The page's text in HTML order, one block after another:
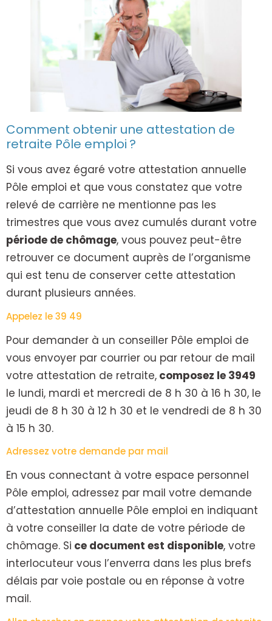
Comment obtenir une attestation de
retraite Pôle emploi ?
Si vous avez égaré votre attestation annuelle
Pôle emploi et que vous constatez que votre
relevé de carrière ne mentionne pas les
trimestres que vous avez cumulés durant votre
période de chômage, vous pouvez peut-être
retrouver ce document auprès de l’organisme
qui est tenu de conserver cette attestation
durant plusieurs années.
Appelez le 39 49
Pour demander à un conseiller Pôle emploi de
vous envoyer par courrier ou par retour de mail
votre attestation de retraite, composez le 3949
le lundi, mardi et mercredi de 8 h 30 à 16 h 30, le
jeudi de 8 h 30 à 12 h 30 et le vendredi de 8 h 30
à 15 h 30.
Adressez votre demande par mail
En vous connectant à votre espace personnel
Pôle emploi, adressez par mail votre demande
d’attestation annuelle Pôle emploi en indiquant
à votre conseiller la date de votre période de
chômage. Si ce document est disponible, votre
interlocuteur vous l’enverra dans les plus brefs
délais par voie postale ou en réponse à votre
mail.